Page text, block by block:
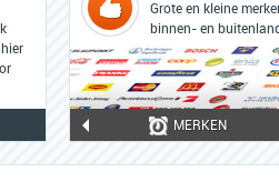
Grote en kleine
binnen- en
MERKEN